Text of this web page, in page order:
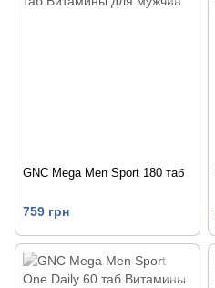
GNC Mega Men Sport 180 таб
759 грн